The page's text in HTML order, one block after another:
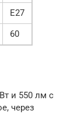
Е27
60
и 550 лм с
через